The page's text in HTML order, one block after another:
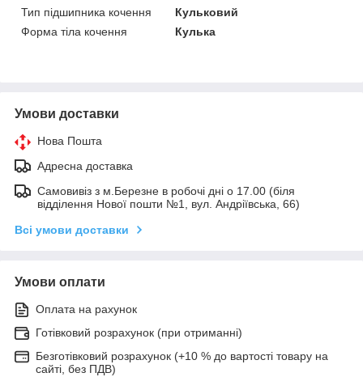
Тип підшипника кочення
Кульковий
Форма тіла кочення
Кулька
Умови доставки
Нова Пошта
Адресна доставка
Самовивіз з м.Березне в робочі дні о 17.00 (біля
відділення Нової пошти №1, вул. Андріївська, 66)
Всі умови доставки
Умови оплати
Оплата на рахунок
Готівковий розрахунок (при отриманні)
Безготівковий розрахунок (+10 % до вартості товару на
сайті, без ПДВ)